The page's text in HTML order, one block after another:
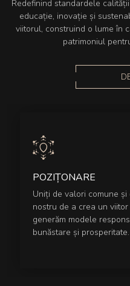
Redefinind standardele
educație, inovație și
viitorul, construind o lume în
patrimoniul
POZIȚONARE
Uniți de valori comune și
nostru de a crea un viitor
generăm modele
bunăstare și prosperitate.